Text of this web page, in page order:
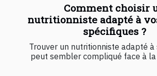
Comment choisir
nutritionniste adapté à
spécifiques ?
Trouver un nutritionniste adapté à
peut sembler compliqué face à la